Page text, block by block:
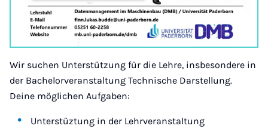
Wir suchen Unterstützung für die Lehre, insbesondere in
der Bachelorveranstaltung Technische Darstellung.
Deine möglichen Aufgaben:
Unterstüztung in der Lehrveranstaltung